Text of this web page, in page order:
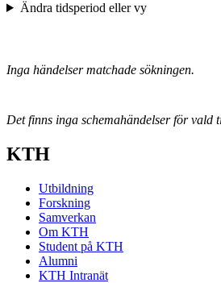
Ändra tidsperiod eller vy
Inga händelser matchade sökningen.
Det finns inga schemahändelser för vald
KTH
Utbildning
Forskning
Samverkan
Om KTH
Student på KTH
Alumni
KTH Intranät